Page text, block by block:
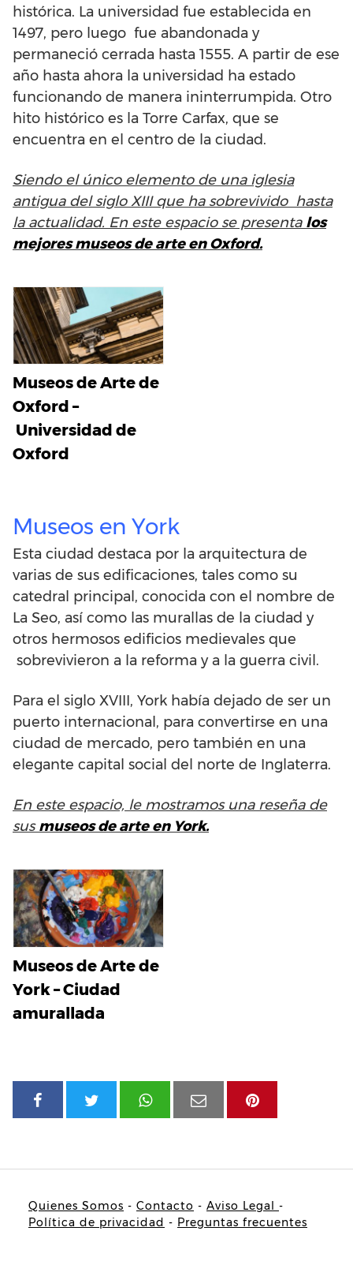
histórica. La universidad fue establecida en
1497, pero luego fue abandonada y
permaneció cerrada hasta 1555. A partir de ese
año hasta ahora la universidad ha estado
funcionando de manera ininterrumpida. Otro
hito histórico es la Torre Carfax, que se
encuentra en el centro de la ciudad.
Siendo el único elemento de una iglesia
antigua del siglo XIII que ha sobrevivido hasta
la actualidad. En este espacio se presenta los
mejores museos de arte en Oxford.
Museos de Arte de
Oxford –
Universidad de
Oxford
Museos en York
Esta ciudad destaca por la arquitectura de
varias de sus edificaciones, tales como su
catedral principal, conocida con el nombre de
La Seo, así como las murallas de la ciudad y
otros hermosos edificios medievales que
sobrevivieron a la reforma y a la guerra civil.
Para el siglo XVIII, York había dejado de ser un
puerto internacional, para convertirse en una
ciudad de mercado, pero también en una
elegante capital social del norte de Inglaterra.
En este espacio, le mostramos una reseña de
susmuseos de arte en York.
Museos de Arte de
York – Ciudad
amurallada
Quienes Somos - Contacto - Aviso Legal -
Política de privacidad - Preguntas frecuentes